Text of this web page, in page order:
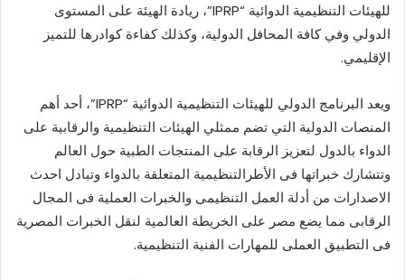
للهيئات التنظيمية الدوائية “IPRP”، ريادة الهيئة على المستوى
الدولي وفي كافة المحافل الدولية، وكذلك كفاءة كوادرها للتميز
الإقليمي.
ويعد البرنامج الدولي للهيئات التنظيمية الدوائية “IPRP”، أحد أهم
المنصات الدولية التي تضم ممثلي الهيئات التنظيمية والرقابية على
الدواء بالدول لتعزيز الرقابة على المنتجات الطبية حول العالم
وتتشارك خبراتها فى الأطرالتنظيمية المتعلقة بالدواء وتبادل احدث
الاصدارات من أدلة العمل التنظيمى والخبرات العملية فى المجال
الرقابى مما يضع مصر على الخريطة العالمية لنقل الخبرات المصرية
فى التطبيق العملى للمهارات الفنية التنظيمية.